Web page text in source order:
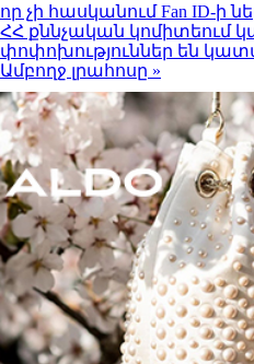
որ չի հասկանում Fan ID-
ՀՀ քննչական կոմիտեում
փոփոխություններ են
Ամբողջ լրահոսը »